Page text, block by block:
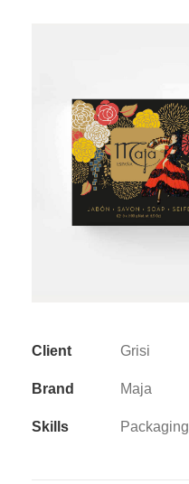
Client Grisi
Brand Maja
Skills Packaging